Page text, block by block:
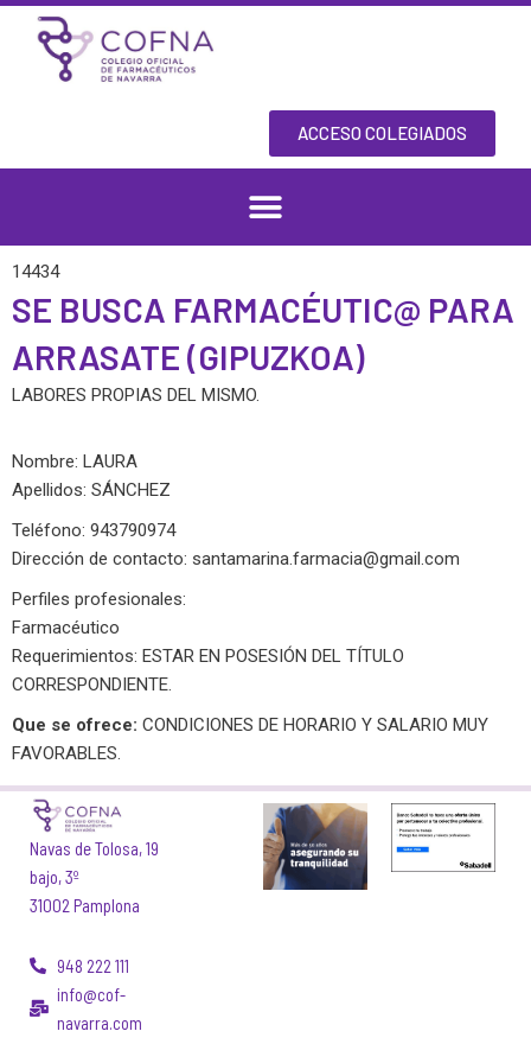
Skip
content
ACCESO COLEGIADOS
14434
SE BUSCA FARMACÉUTIC@ PARA
ARRASATE (GIPUZKOA)
LABORES PROPIAS DEL MISMO.
Nombre: LAURA
Apellidos: SÁNCHEZ
Teléfono: 943790974
Dirección de contacto: santamarina.farmacia@gmail.com
Perfiles profesionales:
Farmacéutico
Requerimientos: ESTAR EN POSESIÓN DEL TÍTULO
CORRESPONDIENTE.
Que se ofrece: CONDICIONES DE HORARIO Y SALARIO MUY
FAVORABLES.
Navas de Tolosa, 19
bajo, 3º
31002 Pamplona
948 222 111
info@cof-
navarra.com